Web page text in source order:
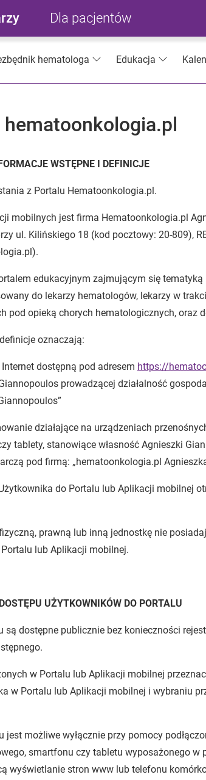
Dla pacjentów
hematologa Edukacja
WSTĘPNE I DEFINICJE
z Portalu Hematoonkologia.pl.
mobilnych jest firma Hematoonkologia.pl
ul. Kilińskiego 18 (kod pocztowy: 20-809),
edukacyjnym zajmującym się tematyką
do lekarzy hematologów, lekarzy w
pod opieką chorych hematologicznych, oraz
oznaczają:
dostępną pod adresem https://
prowadzącej działalność
działające na urządzeniach
tablety, stanowiące własność Agnieszki
pod firmą: „hematoonkologia.pl
do Portalu lub Aplikacji mobilnej
prawną lub inną jednostkę nie
lub Aplikacji mobilnej.
UŻYTKOWNIKÓW DO PORTALU
są dostępne publicznie bez konieczności
w Portalu lub Aplikacji mobilnej
w Portalu lub Aplikacji mobilnej i wybraniu
jest możliwe wyłącznie przy pomocy
smartfonu czy tabletu wyposażonego w
wyświetlanie stron www lub telefonu